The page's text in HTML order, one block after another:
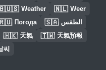
Weather 🇳🇱 Weer
Погода 🇸🇦 الطقس
🇭🇰 天氣 🇹🇼 天氣預報
씨